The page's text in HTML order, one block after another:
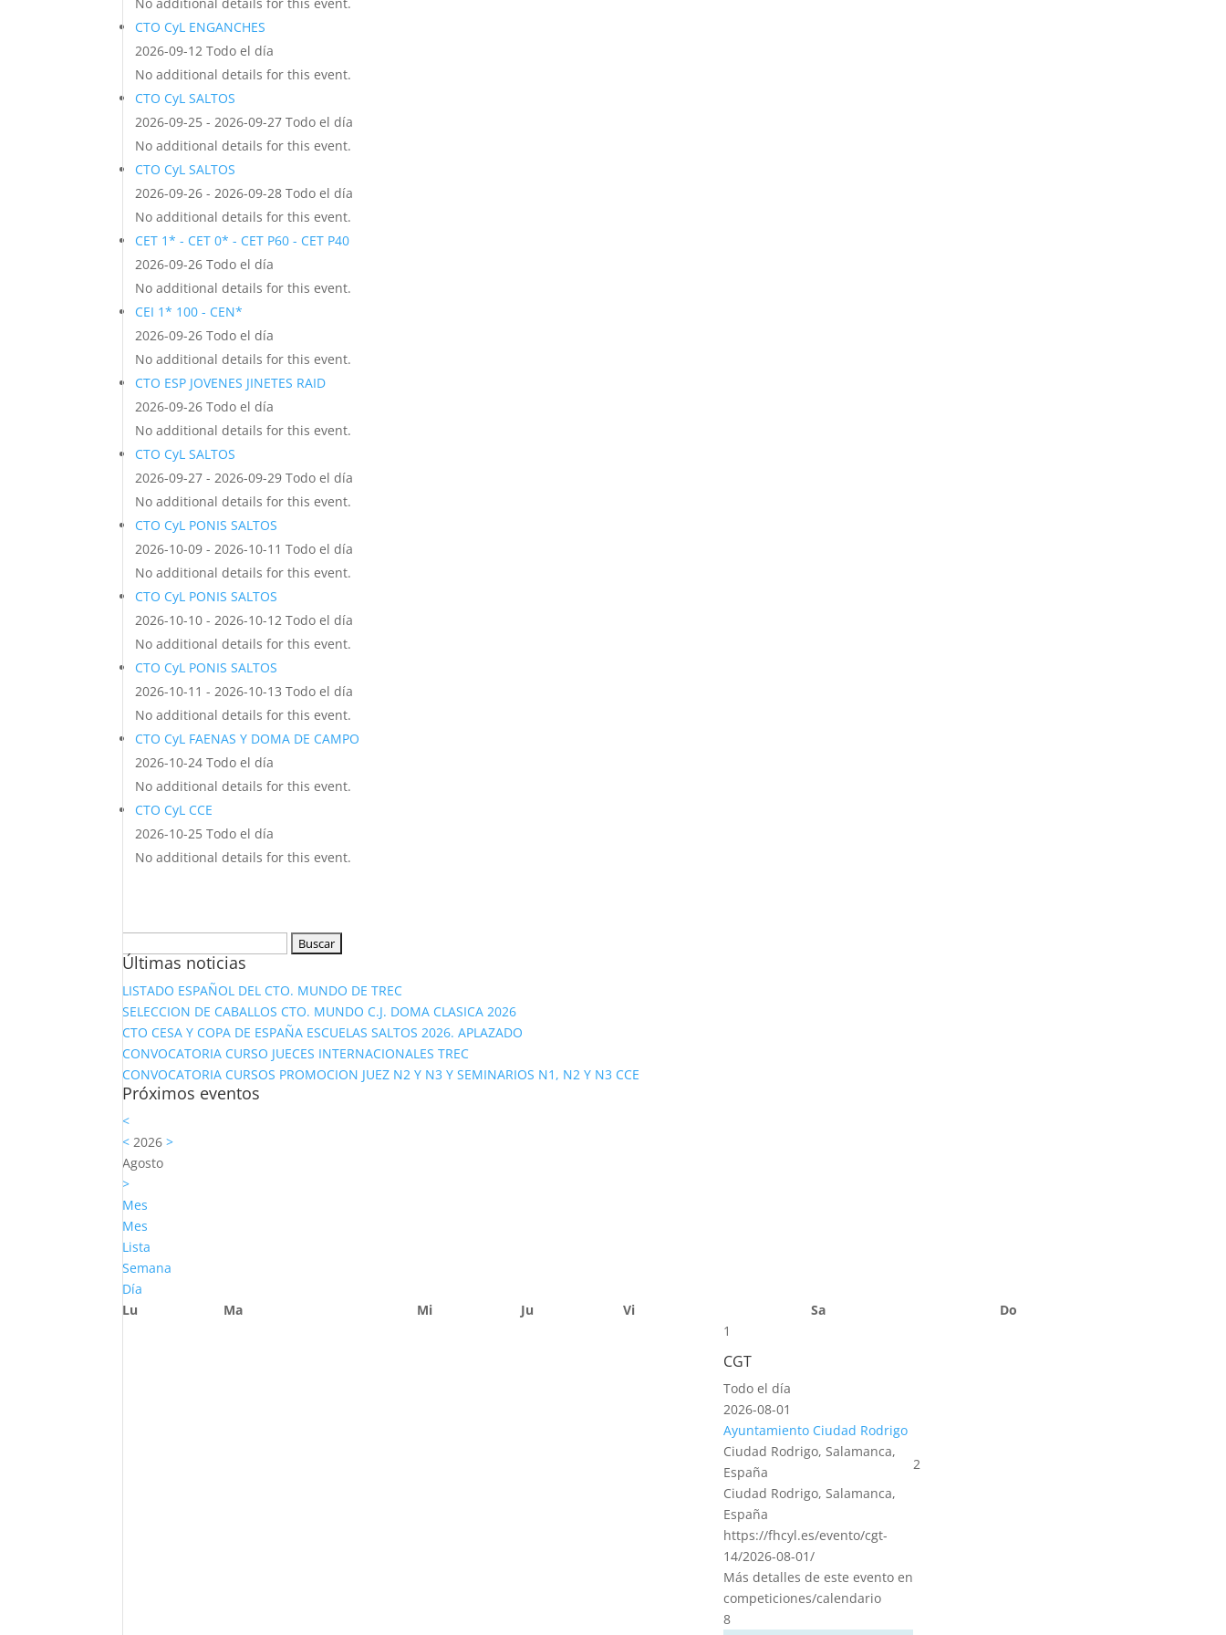
CTO CyL ENGANCHES
2026-09-12 Todo el día
No additional details for this event.
CTO CyL SALTOS
2026-09-25 - 2026-09-27 Todo el día
No additional details for this event.
CTO CyL SALTOS
2026-09-26 - 2026-09-28 Todo el día
No additional details for this event.
CET 1* - CET 0* - CET P60 - CET P40
2026-09-26 Todo el día
No additional details for this event.
CEI 1* 100 - CEN*
2026-09-26 Todo el día
No additional details for this event.
CTO ESP JOVENES JINETES RAID
2026-09-26 Todo el día
No additional details for this event.
CTO CyL SALTOS
2026-09-27 - 2026-09-29 Todo el día
No additional details for this event.
CTO CyL PONIS SALTOS
2026-10-09 - 2026-10-11 Todo el día
No additional details for this event.
CTO CyL PONIS SALTOS
2026-10-10 - 2026-10-12 Todo el día
No additional details for this event.
CTO CyL PONIS SALTOS
2026-10-11 - 2026-10-13 Todo el día
No additional details for this event.
CTO CyL FAENAS Y DOMA DE CAMPO
2026-10-24 Todo el día
No additional details for this event.
CTO CyL CCE
2026-10-25 Todo el día
No additional details for this event.
Últimas noticias
LISTADO ESPAÑOL DEL CTO. MUNDO DE TREC
SELECCION DE CABALLOS CTO. MUNDO C.J. DOMA CLASICA 2026
CTO CESA Y COPA DE ESPAÑA ESCUELAS SALTOS 2026. APLAZADO
CONVOCATORIA CURSO JUECES INTERNACIONALES TREC
CONVOCATORIA CURSOS PROMOCION JUEZ N2 Y N3 Y SEMINARIOS N1, N2 Y N3 CCE
Próximos eventos
<
< 2026>
Agosto
>
Mes
Mes
Lista
Semana
Día
Lu
Ma Mi Ju Vi Sa
Do
1
CGT
Todo el día
2026-08-01
Ayuntamiento Ciudad Rodrigo
Ciudad Rodrigo, Salamanca,
España
Ciudad Rodrigo, Salamanca,
España
https://fhcyl.es/evento/cgt-
14/2026-08-01/
Más detalles de este evento en
competiciones/calendario
2
8